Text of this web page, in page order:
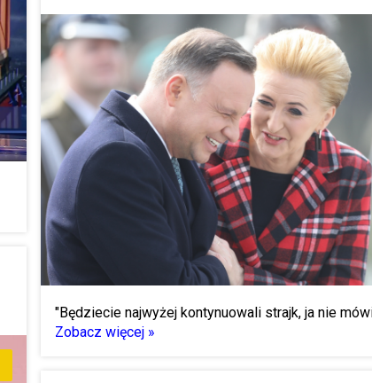
"Będziecie najwyżej kontynuowali strajk, ja nie
Zobacz więcej »